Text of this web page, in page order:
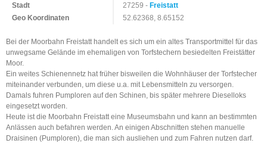
Stadt
27259 -Freistatt
Geo Koordinaten
52.62368, 8.65152
Bei der Moorbahn Freistatt handelt es sich um ein altes Transportmittel für das
unwegsame Gelände im ehemaligen von Torfstechern besiedelten Freistätter
Moor.
Ein weites Schienennetz hat früher bisweilen die Wohnhäuser der Torfstecher
miteinander verbunden, um diese u.a. mit Lebensmitteln zu versorgen.
Damals fuhren Pumploren auf den Schinen, bis später mehrere Dieselloks
eingesetzt worden.
Heute ist die Moorbahn Freistatt eine Museumsbahn und kann an bestimmten
Anlässen auch befahren werden. An einigen Abschnitten stehen manuelle
Draisinen (Pumploren), die man sich ausliehen und zum Fahren nutzen darf.